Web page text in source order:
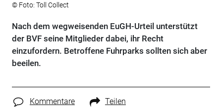
© Foto: Toll Collect
Nach dem wegweisenden EuGH-Urteil unterstützt
der BVF seine Mitglieder dabei, ihr Recht
einzufordern. Betroffene Fuhrparks sollten sich aber
beeilen.
Kommentare Teilen